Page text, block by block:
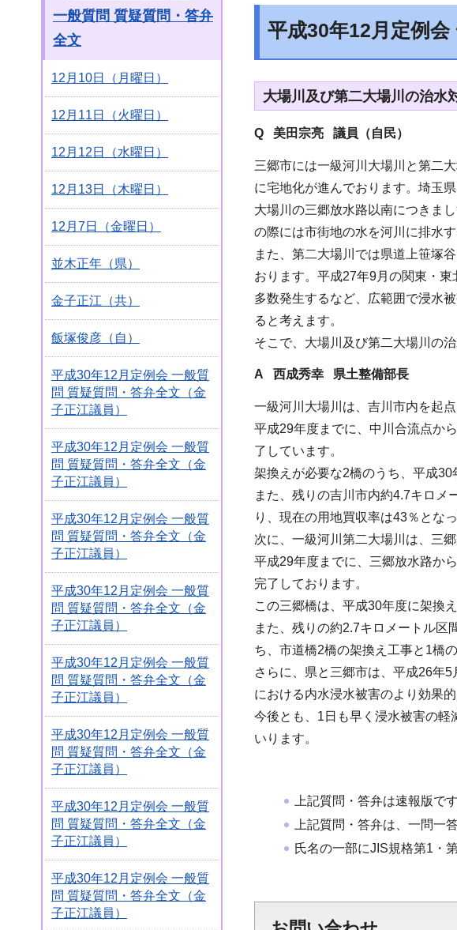
一般質問 質疑質問・答弁
全文
12月10日（月曜日）
12月11日（火曜日）
12月12日（水曜日）
12月13日（木曜日）
12月7日（金曜日）
並木正年（県）
金子正江（共）
飯塚俊彦（自）
平成30年12月定例会 一般質
問 質疑質問・答弁全文（金
子正江議員）
平成30年12月定例会 一般質
問 質疑質問・答弁全文（金
子正江議員）
平成30年12月定例会 一般質
問 質疑質問・答弁全文（金
子正江議員）
平成30年12月定例会 一般質
問 質疑質問・答弁全文（金
子正江議員）
平成30年12月定例会 一般質
問 質疑質問・答弁全文（金
子正江議員）
平成30年12月定例会 一般質
問 質疑質問・答弁全文（金
子正江議員）
平成30年12月定例会 一般質
問 質疑質問・答弁全文（金
子正江議員）
平成30年12月定例会 一般質
問 質疑質問・答弁全文（金
子正江議員）
平成30年12月定例会
大場川及び第二大場川の治水
Q 美田宗亮 議員（自民）
三郷市には一級河川大場川と第二
に宅地化が進んでおります。埼玉
大場川の三郷放水路以南につきま
の際には市街地の水を河川に排水
また、第二大場川では県道上笹塚
おります。平成27年9月の関東・
多数発生するなど、広範囲で浸水
ると考えます。
そこで、大場川及び第二大場川の
A 西成秀幸 県土整備部長
一級河川大場川は、吉川市内を起
平成29年度までに、中川合流点か
了しています。
架換えが必要な2橋のうち、平成30
また、残りの吉川市内約4.7キロメ
り、現在の用地買収率は43％とな
次に、一級河川第二大場川は、三
平成29年度までに、三郷放水路か
完了しております。
この三郷橋は、平成30年度に架換
また、残りの約2.7キロメートル区
ち、市道橋2橋の架換え工事と1橋
さらに、県と三郷市は、平成26年
における内水浸水被害のより効果
今後とも、1日も早く浸水被害の軽
いります。
上記質問・答弁は速報版です
上記質問・答弁は、一問一
氏名の一部にJIS規格第1・